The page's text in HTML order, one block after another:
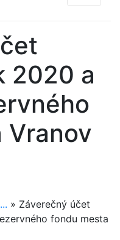
2020 a
Vranov
» Záverečný účet
fondu mesta